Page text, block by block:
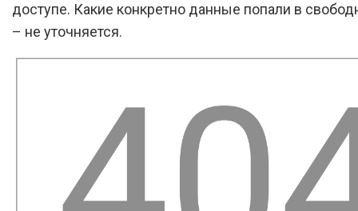
доступе. Какие конкретно данные попали в
– не уточняется.